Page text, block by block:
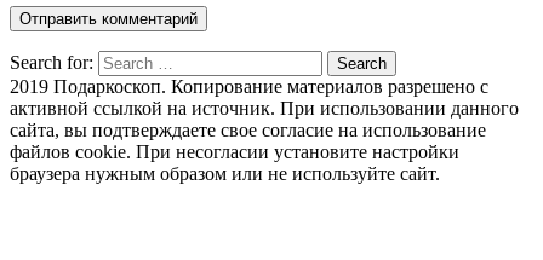
Search for: Search
2019 Подаркоскоп. Копирование материалов разрешено с
активной ссылкой на источник. При использовании данного
сайта, вы подтверждаете свое согласие на использование
файлов cookie. При несогласии установите настройки
браузера нужным образом или не используйте сайт.